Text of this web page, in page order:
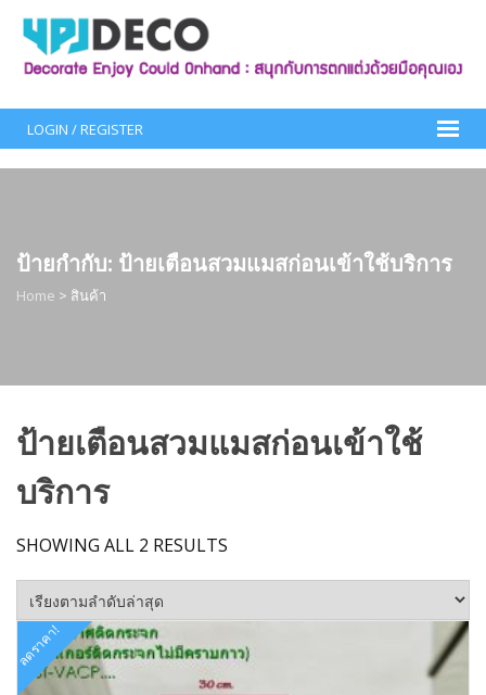
content
LOGIN / REGISTER
ป้ายกำกับ: ป้ายเตือนสวมแมสก่อนเข้าใช้บริการ
Home > สินค้า
ป้ายเตือนสวมแมสก่อนเข้าใช้
บริการ
SHOWING ALL 2 RESULTS
ลดราคา!